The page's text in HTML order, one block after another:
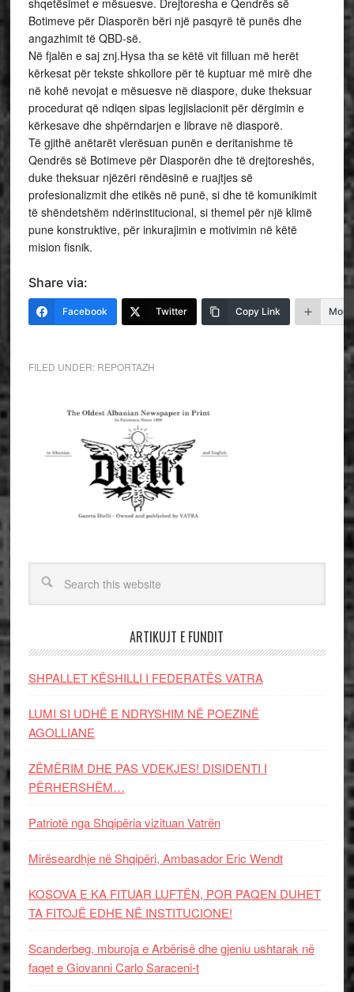
shqetësimet e mësuesve. Drejtoresha e Qendrës së
Botimeve për Diasporën bëri një pasqyrë të punës dhe
angazhimit të QBD-së.
Në fjalën e saj znj.Hysa tha se këtë vit filluan më herët
kërkesat për tekste shkollore për të kuptuar më mirë dhe
në kohë nevojat e mësuesve në diaspore, duke theksuar
procedurat që ndiqen sipas legjislacionit për dërgimin e
kërkesave dhe shpërndarjen e librave në diasporë.
Të gjithë anëtarët vlerësuan punën e deritanishme të
Qendrës së Botimeve për Diasporën dhe të drejtoreshës,
duke theksuar njëzëri rëndësinë e ruajtjes së
profesionalizmit dhe etikës në punë, si dhe të komunikimit
të shëndetshëm ndërinstitucional, si themel për një klimë
pune konstruktive, për inkurajimin e motivimin në këtë
mision fisnik.
Share via:
Facebook Twitter Copy Link More
FILED UNDER: REPORTAZH
ARTIKUJT E FUNDIT
SHPALLET KËSHILLI I FEDERATËS VATRA
LUMI SI UDHË E NDRYSHIM NË POEZINË
AGOLLIANE
ZËMËRIM DHE PAS VDEKJES! DISIDENTI I
PËRHERSHËM…
Patriotë nga Shqipëria vizituan Vatrën
Mirëseardhje në Shqipëri, Ambasador Eric Wendt
KOSOVA E KA FITUAR LUFTËN, POR PAQEN DUHET
TA FITOJË EDHE NË INSTITUCIONE!
Scanderbeg, mburoja e Arbërisë dhe gjeniu ushtarak në
faqet e Giovanni Carlo Saraceni-t